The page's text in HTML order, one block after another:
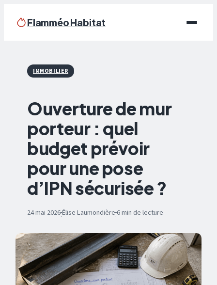
Flamméo Habitat
Écologie & Énergie
Bricolage
Immobilier
Déco
IMMOBILIER
Ouverture de mur
porteur : quel
budget prévoir
pour une pose
d’IPN sécurisée ?
24 mai 2026·Élise Laumondière·6 min de lecture